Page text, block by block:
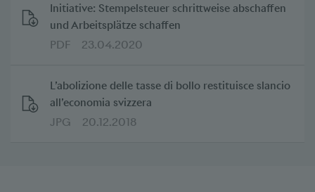
Initiative: Stempelsteuer schrittweise abschaffen
und Arbeitsplätze schaffen
PDF
23.04.2020
L’abolizione delle tasse di bollo restituisce slancio
all’economia svizzera
JPG
20.12.2018